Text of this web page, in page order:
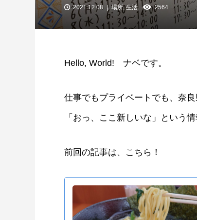
2021.12.08 場所,生活 2564
Hello, World! ナベです。
仕事でもプライベートでも、奈
「おっ、ここ新しいな」という
前回の記事は、こちら！